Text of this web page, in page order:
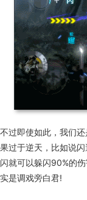
不过即使如此，我们
果过于逆天，比如说
闪就可以躲闪90%的
实是调戏旁白君!